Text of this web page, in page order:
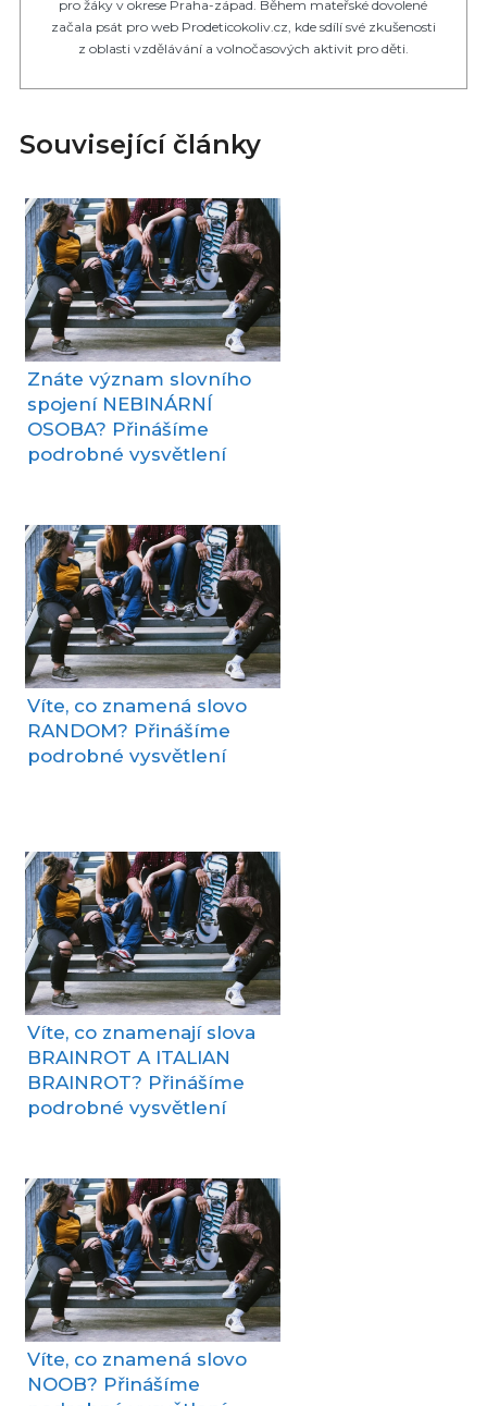
pro žáky v okrese Praha-západ. Během mateřské dovolené
začala psát pro web Prodeticokoliv.cz, kde sdílí své zkušenosti
z oblasti vzdělávání a volnočasových aktivit pro děti.
Související články
Znáte význam slovního
spojení NEBINÁRNÍ
OSOBA? Přinášíme
podrobné vysvětlení
Víte, co znamená slovo
RANDOM? Přinášíme
podrobné vysvětlení
Víte, co znamenají slova
BRAINROT A ITALIAN
BRAINROT? Přinášíme
podrobné vysvětlení
Víte, co znamená slovo
NOOB? Přinášíme